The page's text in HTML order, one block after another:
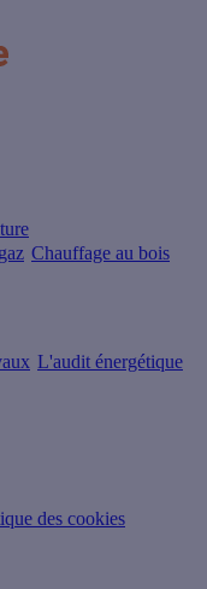
Chauffage au bois
L'audit énergétique
des cookies